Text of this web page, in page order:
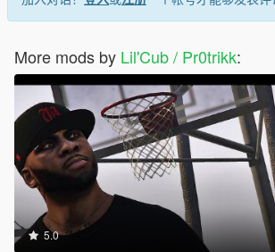
More mods by Lil'Cub / Pr0trikk:
5.0